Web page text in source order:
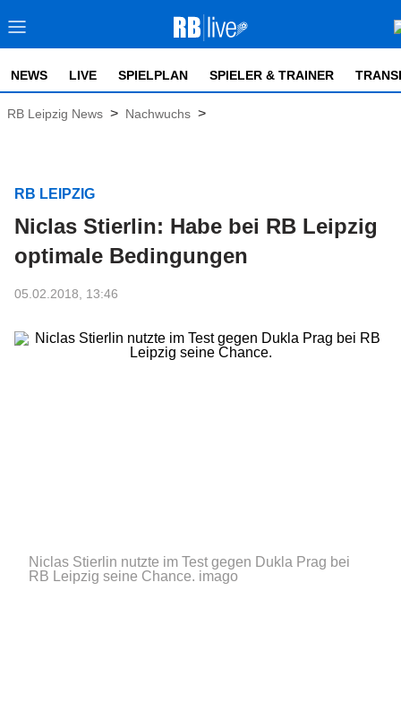
NEWS LIVE SPIELPLAN SPIELER & TRAINER
RB Leipzig News > Nachwuchs >
RB LEIPZIG
Niclas Stierlin: Habe bei RB Leipzig
optimale Bedingungen
05.02.2018, 13:46
Niclas Stierlin nutzte im Test gegen Dukla Prag bei
RB Leipzig seine Chance. imago